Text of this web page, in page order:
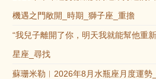
機遇之門敞開_時期_獅子座_重擔
“我兒子離開了你，明天我就能幫他重
星座_尋找
蘇珊米勒︱2026年8月水瓶座月度運勢